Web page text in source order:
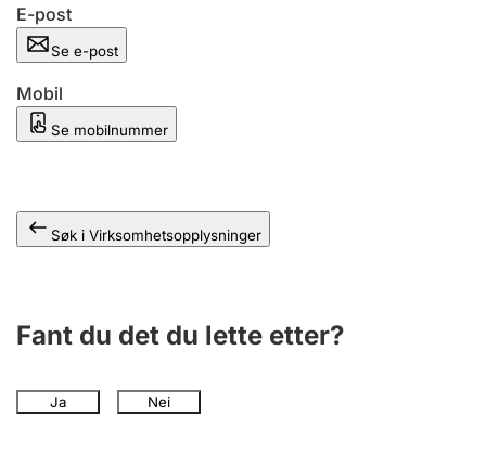
Andre tema
E-post
Se e-post
Mobil
Se mobilnummer
Søk i Virksomhetsopplysninger
Fant du det du lette etter?
Ja Nei